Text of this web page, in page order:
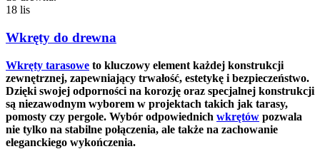
18 lis
Wkręty do drewna
Wkręty tarasowe to kluczowy element każdej konstrukcji
zewnętrznej, zapewniający trwałość, estetykę i bezpieczeństwo.
Dzięki swojej odporności na korozję oraz specjalnej konstrukcji
są niezawodnym wyborem w projektach takich jak tarasy,
pomosty czy pergole. Wybór odpowiednich wkrętów pozwala
nie tylko na stabilne połączenia, ale także na zachowanie
eleganckiego wykończenia.